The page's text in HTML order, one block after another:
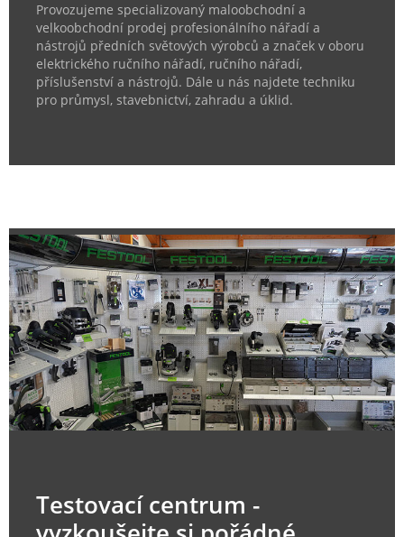
Provozujeme specializovaný maloobchodní a
velkoobchodní prodej profesionálního nářadí a
nástrojů předních světových výrobců a značek v oboru
elektrického ručního nářadí, ručního nářadí,
příslušenství a nástrojů. Dále u nás najdete techniku
pro průmysl, stavebnictví, zahradu a úklid.
Testovací centrum -